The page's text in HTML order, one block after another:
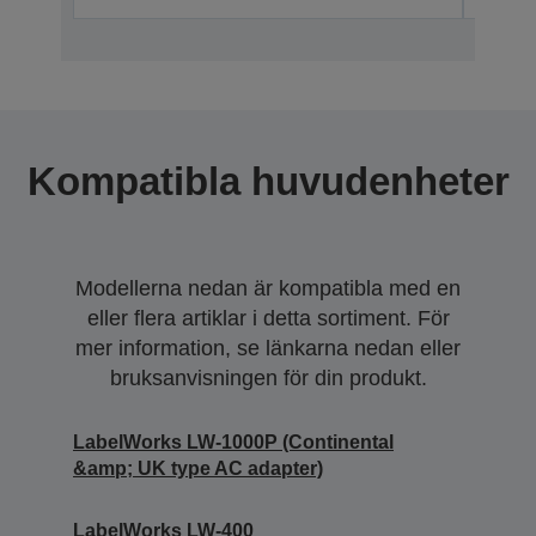
Kompatibla huvudenheter
Modellerna nedan är kompatibla med en
eller flera artiklar i detta sortiment. För
mer information, se länkarna nedan eller
bruksanvisningen för din produkt.
LabelWorks LW-1000P (Continental
&amp; UK type AC adapter)
LabelWorks LW-400